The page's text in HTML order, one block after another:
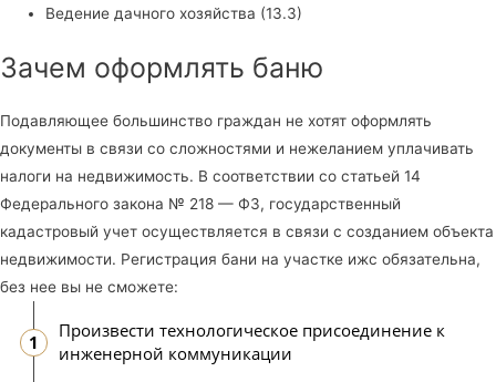
Ведение дачного хозяйства (13.3)
Зачем оформлять баню
Подавляющее большинство граждан не хотят оформлять
документы в связи со сложностями и нежеланием уплачивать
налоги на недвижимость. В соответствии со статьей 14
Федерального закона № 218 — ФЗ, государственный
кадастровый учет осуществляется в связи с созданием объекта
недвижимости. Регистрация бани на участке ижс обязательна,
без нее вы не сможете:
Произвести технологическое присоединение к
инженерной коммуникации